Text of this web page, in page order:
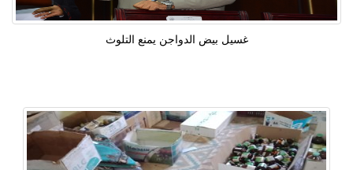
غسيل بيض الدواجن يمنع التلوث